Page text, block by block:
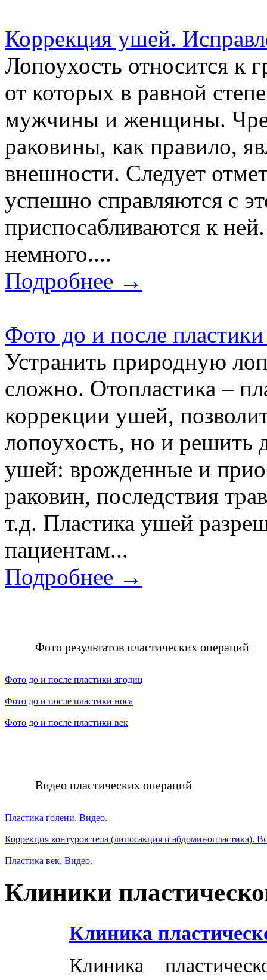
Коррекция ушей.
Лопоухость относится к
от которых в равной
мужчины и женщины.
раковины, как правило,
внешности. Следует
успешно справляются с
приспосабливаются к
немного....
Подробнее →
Фото до и после
Устранить природную
сложно. Отопластика –
коррекции ушей,
лопоухость, но и решить
ушей: врожденные и
раковин, последствия
т.д. Пластика ушей
пациентам...
Подробнее →
Фото результатов пластических операций
Фото до и после пластики ягодиц
Фото до и после пластики носа
Фото до и после пластики век
Видео пластических операций
Пластика голени. Видео.
Коррекция контуров тела (липосакция и абдоминопластика).
Пластика век. Видео.
Клиники
Клиника
Клиника